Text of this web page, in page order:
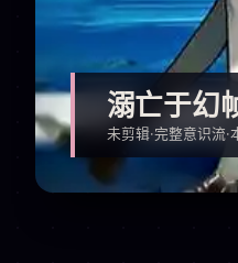
溺亡于幻
未剪辑·完整意识流·